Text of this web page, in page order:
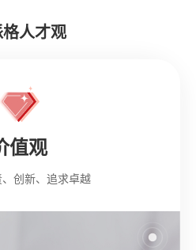
人才观
值观
创新、追求卓越